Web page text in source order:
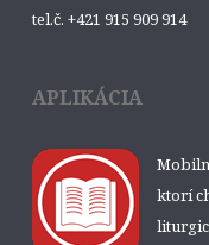
tel.č. +421 915 909 914
APLIKÁCIA
ktorí